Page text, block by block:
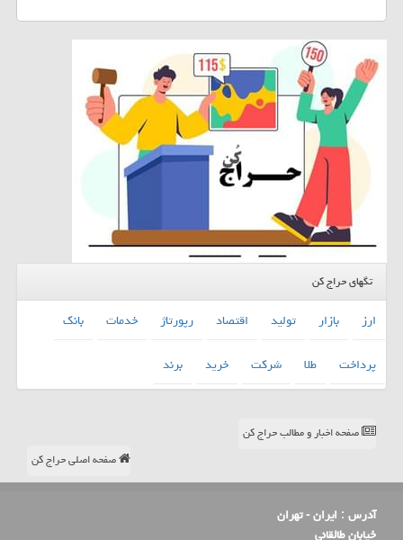
تگهای حراج کن
ارز بازار تولید اقتصاد رپورتاژ خدمات
بانك
پرداخت
طلا شركت خرید برند
صفحه اخبار و مطالب حراج کن
صفحه اصلی حراج کن
آدرس : ایران - تهران
خیابان طالقانی